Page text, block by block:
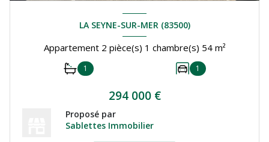
LA SEYNE-SUR-MER (83500)
Appartement 2 pièce(s) 1 chambre(s) 54 m²
1 1
294 000 €
Proposé par
Sablettes Immobilier